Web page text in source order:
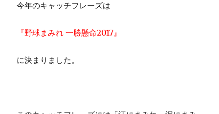
今年のキャッチフレーズは
『野球まみれ 一勝懸命2017』
に決まりました。